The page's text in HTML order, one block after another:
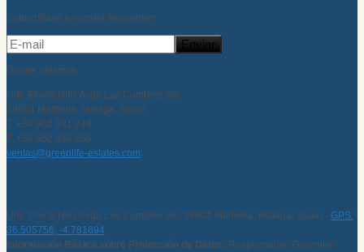
Subscríbase a nuestra Newsletter
Dónde estamos
Urb. Elviria Hills Avda Las Cumbres s/n,
29604 Marbella, Málaga, Spain
T. +34 952 831 248
F. +34 952 834 266
ventas@greenlife-estates.com
Urb. Elviria Hills Avda Las Cumbres s/n, 29604 Marbella, Málaga, Spain - GPS:
36.505756, -4.781694
Información Básica sobre Protección de Datos: Responsable: Greenlife